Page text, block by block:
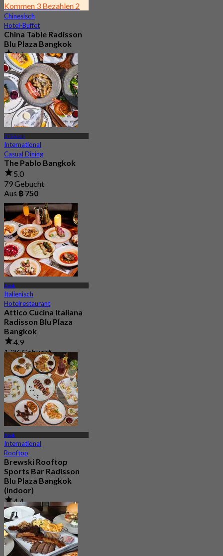
Kommen 3 Bezahlen 2
Chinesisch
Hotel-Buffet
China Table Radisson
Blu Plaza Bangkok
4.6
4.5K Gebucht
Aus฿ 392
BTS Asok
International
Casual Dining
The Pablo Bangkok
5.0
79 Gebucht
Aus ฿ 750
Asok
Italienisch
Hotelrestaurant
Attico Cucina Italiana
Radisson Blu Plaza
Bangkok
4.9
1.3K Gebucht
Aus฿ 499
Asok
International
Rooftop
Brewski Rooftop
Sports Bar Radisson
Blu Plaza Bangkok
(Indoor)
4.4
765 Gebucht
Aus฿ 499